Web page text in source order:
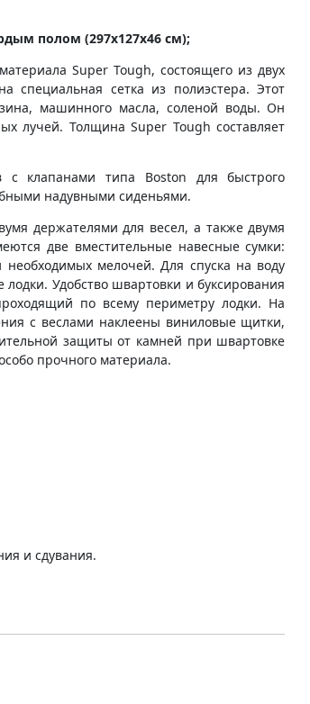
полом (297x127x46 см);​
Super Tough, состоящего из двух
специальная сетка из полиэстера. Этот
машинного масла, соленой воды. Он
лучей. Толщина Super Tough составляет
с клапанами типа Boston для быстрого
надувными сиденьями.
держателями для весел, а также двумя
две вместительные навесные сумки:
необходимых мелочей. Для спуска на воду
Удобство швартовки и буксирования
по всему периметру лодки. На
с веслами наклеены виниловые щитки,
защиты от камней при швартовке
прочного материала.
и сдувания.